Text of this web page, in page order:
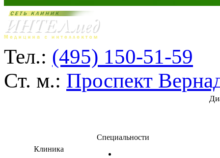
Тел.: (495) 150-51-59
Ст. м.: Проспект
Клиника
Специальности